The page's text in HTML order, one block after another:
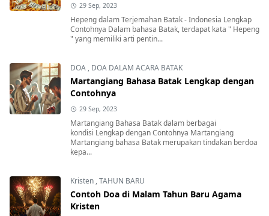
29 Sep, 2023
Hepeng dalam Terjemahan Batak - Indonesia Lengkap
Contohnya Dalam bahasa Batak, terdapat kata " Hepeng
" yang memiliki arti pentin...
DOA , DOA DALAM ACARA BATAK
Martangiang Bahasa Batak Lengkap dengan
Contohnya
29 Sep, 2023
Martangiang Bahasa Batak dalam berbagai
kondisi Lengkap dengan Contohnya Martangiang
Martangiang bahasa Batak merupakan tindakan berdoa
kepa...
Kristen ,TAHUN BARU
Contoh Doa di Malam Tahun Baru Agama
Kristen